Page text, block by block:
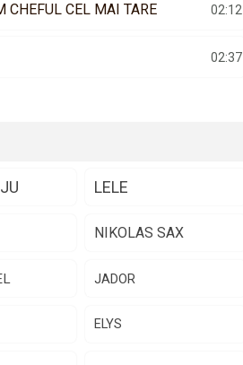
CHEFUL CEL MAI TARE 02:12
02:37
LELE
NIKOLAS SAX
JADOR
ELYS